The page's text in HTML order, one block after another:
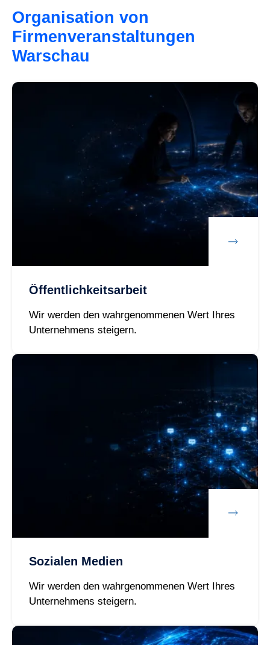
Organisation von
Firmenveranstaltungen
Warschau
Öffentlichkeitsarbeit
Wir werden den wahrgenommenen Wert Ihres
Unternehmens steigern.
Sozialen Medien
Wir werden den wahrgenommenen Wert Ihres
Unternehmens steigern.